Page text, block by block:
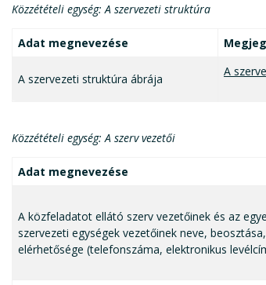
Közzétételi egység: A szervezeti struktúra
Adat megnevezése
A szervezeti struktúra ábrája
A
Közzétételi egység: A szerv vezetői
Adat megnevezése
A közfeladatot ellátó szerv vezetőinek és az
szervezeti egységek vezetőinek neve, beosztása,
elérhetősége (telefonszáma, elektronikus